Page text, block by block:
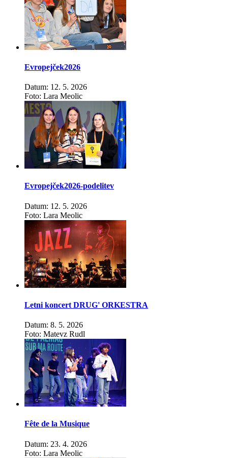
Evropejček2026
Datum: 12. 5. 2026
Foto: Lara Meolic
Evropejček2026-podelitev
Datum: 12. 5. 2026
Foto: Lara Meolic
Letni koncert DRUG' ORKESTRA
Datum: 8. 5. 2026
Foto: Matevz Rudl
Fête de la Musique
Datum: 23. 4. 2026
Foto: Lara Meolic